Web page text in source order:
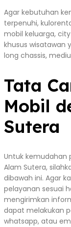
Agar kebutuhan
terpenuhi,
mobil keluarga,
khusus wisatawan
long chassis,
Tata
Mobil
Sutera
Untuk kemudahan
Alam Sutera,
dibawah ini. Agar
pelayanan sesuai
mengirimkan
dapat melakukan
whatsapp, atau